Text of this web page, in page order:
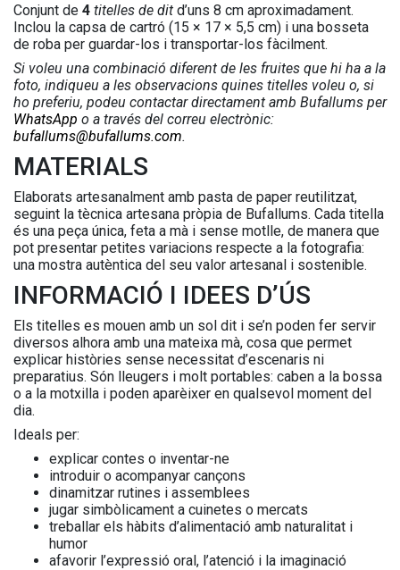
Conjunt de 4 titelles de dit d’uns 8 cm aproximadament.
Inclou la capsa de cartró (15 × 17 × 5,5 cm) i una bosseta
de roba per guardar-los i transportar-los fàcilment.
Si voleu una combinació diferent de les fruites que hi ha a la
foto, indiqueu a les observacions quines titelles voleu o, si
ho preferiu, podeu contactar directament amb Bufallums per
WhatsApp o a través del correu electrònic:
bufallums@bufallums.com.
MATERIALS
Elaborats artesanalment amb pasta de paper reutilitzat,
seguint la tècnica artesana pròpia de Bufallums. Cada titella
és una peça única, feta a mà i sense motlle, de manera que
pot presentar petites variacions respecte a la fotografia:
una mostra autèntica del seu valor artesanal i sostenible.
INFORMACIÓ I IDEES D’ÚS
Els titelles es mouen amb un sol dit i se’n poden fer servir
diversos alhora amb una mateixa mà, cosa que permet
explicar històries sense necessitat d’escenaris ni
preparatius. Són lleugers i molt portables: caben a la bossa
o a la motxilla i poden aparèixer en qualsevol moment del
dia.
Ideals per:
explicar contes o inventar-ne
introduir o acompanyar cançons
dinamitzar rutines i assemblees
jugar simbòlicament a cuinetes o mercats
treballar els hàbits d’alimentació amb naturalitat i
humor
afavorir l’expressió oral, l’atenció i la imaginació